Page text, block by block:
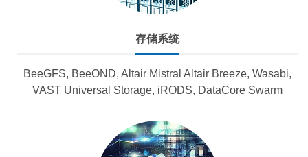
存储系统
BeeGFS, BeeOND, Altair Mistral Altair Breeze, Wasabi,
VAST Universal Storage, iRODS, DataCore Swarm